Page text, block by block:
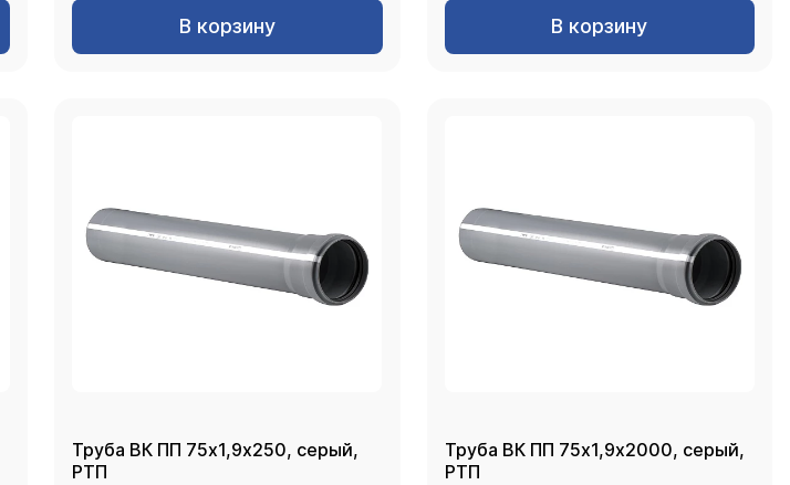
В корзину В корзину
Труба ВК ПП 75х1,9х250, серый,
РТП
Труба ВК ПП 75х1,9х2000, серый,
РТП